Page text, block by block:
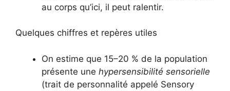
au corps qu’ici, il peut ralentir.
Quelques chiffres et repères utiles
On estime que 15–20 % de la population
présente une hypersensibilité sensorielle
(trait de personnalité appelé Sensory